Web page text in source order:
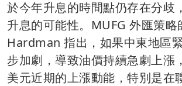
於今年升息的時間點仍存在分歧
升息的可能性。MUFG 外匯策略
Hardman 指出，如果中東地區
步加劇，導致油價持續急劇上漲
美元近期的上漲動能，特別是在